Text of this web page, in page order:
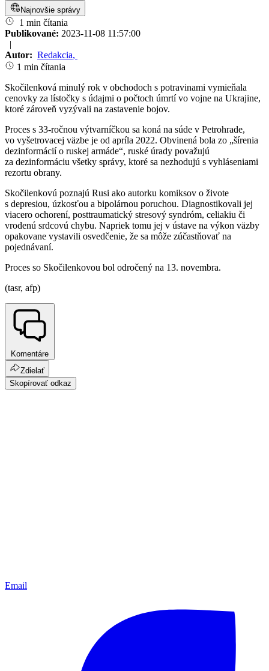
Najnovšie správy
1 min čítania
Publikované: 2023-11-08 11:57:00
|
Autor: Redakcia,
1 min čítania
Skočilenková minulý rok v obchodoch s potravinami vymieňala
cenovky za lístočky s údajmi o počtoch úmrtí vo vojne na Ukrajine,
ktoré zároveň vyzývali na zastavenie bojov.
Proces s 33-ročnou výtvarníčkou sa koná na súde v Petrohrade,
vo vyšetrovacej väzbe je od apríla 2022. Obvinená bola zo „šírenia
dezinformácií o ruskej armáde“, ruské úrady považujú
za dezinformáciu všetky správy, ktoré sa nezhodujú s vyhláseniami
rezortu obrany.
Skočilenkovú poznajú Rusi ako autorku komiksov o živote
s depresiou, úzkosťou a bipolárnou poruchou. Diagnostikovali jej
viacero ochorení, posttraumatický stresový syndróm, celiakiu či
vrodenú srdcovú chybu. Napriek tomu jej v ústave na výkon väzby
opakovane vystavili osvedčenie, že sa môže zúčastňovať na
pojednávaní.
Proces so Skočilenkovou bol odročený na 13. novembra.
(tasr, afp)
Komentáre
Zdielať
Skopírovať odkaz
Email